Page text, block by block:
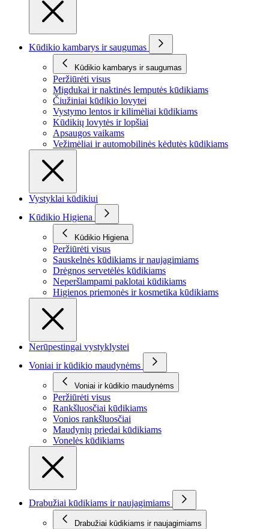
Kūdikio kambarys ir saugumas
Kūdikio kambarys ir saugumas
Peržiūrėti visus
Migdukai ir naktinės lemputės kūdikiams
Čiužiniai kūdikio lovytei
Vystymo lentos ir kilimėliai kūdikiams
Kūdikių lovytės ir lopšiai
Apsaugos vaikams
Vežimėliai ir automobilinės kėdutės kūdikiams
Vystyklai kūdikiui
Kūdikio Higiena
Kūdikio Higiena
Peržiūrėti visus
Sauskelnės kūdikiams ir naujagimiams
Drėgnos servetėlės kūdikiams
Neperšlampami paklotai kūdikiams
Higienos priemonės ir kosmetika kūdikiams
Nerūpestingai vystyklystei
Voniai ir kūdikio maudynėms
Voniai ir kūdikio maudynėms
Peržiūrėti visus
Rankšluosčiai kūdikiams
Vonios rankšluosčiai
Maudynių priedai kūdikiams
Vonelės kūdikiams
Drabužiai kūdikiams ir naujagimiams
Drabužiai kūdikiams ir naujagimiams